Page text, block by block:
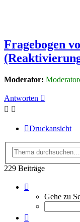
Fragebogen
Moderator:
Antworten
Druckansicht
229 Beiträge
10
von
Gehe zu